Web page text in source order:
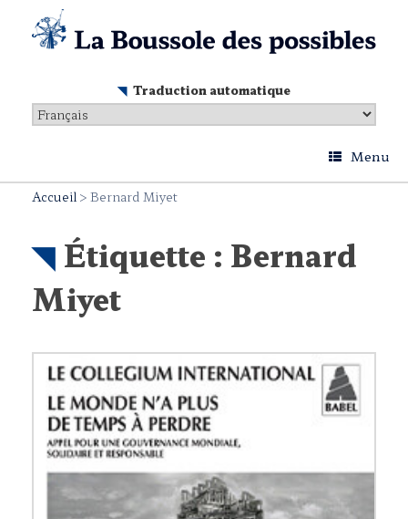
content
Traduction automatique
Menu
Accueil> Bernard Miyet
Étiquette : Bernard
Miyet